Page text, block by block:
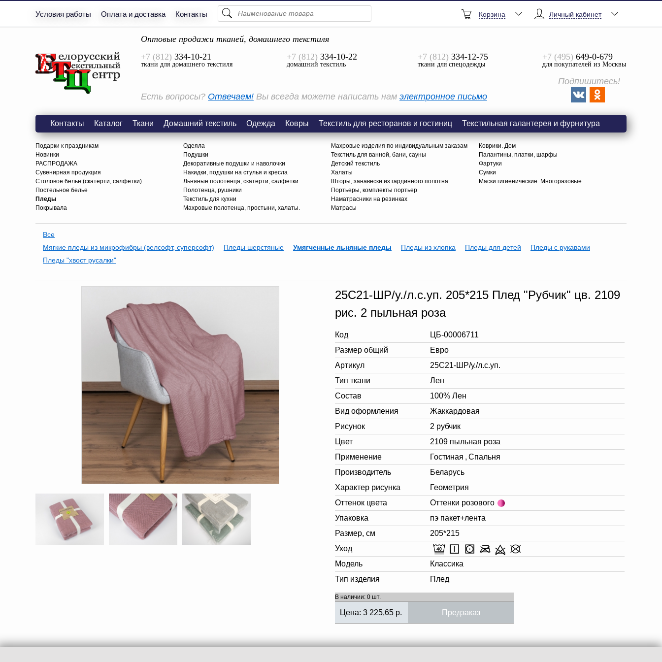
Условия работы Оплата и доставка Контакты
Просмотреть Все
Личный кабинет
Корзина
Оптовые продажи тканей, домашнего текстиля
+7 (812) 334-10-21
ткани для домашнего текстиля
+7 (812) 334-10-22
домашний текстиль
+7 (812) 334-12-75
ткани для спецодежды
+7 (495) 649-0-679
для покупателей из Москвы
Есть вопросы? Отвечаем! Вы всегда можете написать нам электронное письмо
Подпишитесь!
Контакты Каталог Ткани Домашний текстиль Одежда Ковры Текстиль для ресторанов и гостиниц Текстильная галантерея и фурнитура
Подарки к праздникам
Новинки
РАСПРОДАЖА
Сувенирная продукция
Столовое белье (скатерти, салфетки)
Постельное белье
Пледы
Покрывала
Одеяла
Подушки
Декоративные подушки и наволочки
Накидки, подушки на стулья и кресла
Льняные полотенца, скатерти, салфетки
Полотенца, рушники
Текстиль для кухни
Махровые полотенца, простыни, халаты.
Махровые изделия по индивидуальным заказам
Текстиль для ванной, бани, сауны
Детский текстиль
Халаты
Шторы, занавески из гардинного полотна
Портьеры, комплекты портьер
Наматрасники на резинках
Матрасы
Коврики. Дом
Палантины, платки, шарфы
Фартуки
Сумки
Маски гигиенические. Многоразовые
Все
Мягкие пледы из микрофибры (велсофт, суперсофт)
Пледы шерстяные Умягченные льняные пледы Пледы из хлопка Пледы для детей
Пледы с рукавами
Пледы "хвост русалки"
25С21-ШР/у./л.с.уп. 205*215 Плед "Рубчик" цв. 2109
рис. 2 пыльная роза
Код
ЦБ-00006711
Размер общий
Евро
Артикул
25С21-ШР/у./л.с.уп.
Тип ткани
Лен
Состав
100% Лен
Вид оформления
Жаккардовая
Рисунок
2 рубчик
Цвет
2109 пыльная роза
Применение
Гостиная , Спальня
Производитель
Беларусь
Характер рисунка
Геометрия
Оттенок цвета
Оттенки розового
Упаковка
пэ пакет+лента
Размер, см
205*215
Уход
Модель
Классика
Тип изделия
Плед
В наличии: 0 шт.
Цена: 3 225,65 р. Предзаказ